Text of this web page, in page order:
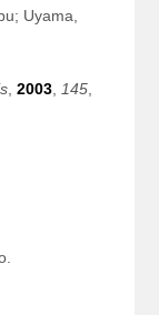
Uyama,
,2003 145